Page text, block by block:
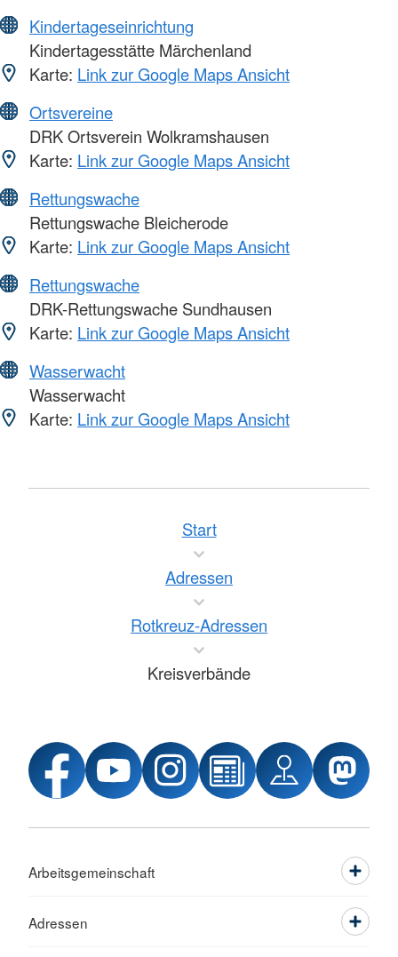
Kindertageseinrichtung
Kindertagesstätte Märchenland
Karte: Link zur Google Maps Ansicht
Ortsvereine
DRK Ortsverein Wolkramshausen
Karte: Link zur Google Maps Ansicht
Rettungswache
Rettungswache Bleicherode
Karte: Link zur Google Maps Ansicht
Rettungswache
DRK-Rettungswache Sundhausen
Karte: Link zur Google Maps Ansicht
Wasserwacht
Wasserwacht
Karte: Link zur Google Maps Ansicht
Start
Adressen
Rotkreuz-Adressen
Kreisverbände
Arbeitsgemeinschaft
Adressen